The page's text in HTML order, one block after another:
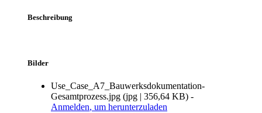
Beschreibung
Bilder
Use_Case_A7_Bauwerksdokumentation-
Gesamtprozess.jpg (jpg | 356,64 KB) -
Anmelden, um herunterzuladen